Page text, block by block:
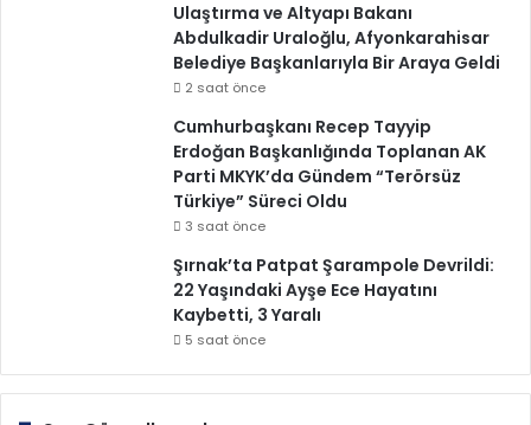
Ulaştırma ve Altyapı Bakanı
Abdulkadir Uraloğlu, Afyonkarahisar
Belediye Başkanlarıyla Bir Araya Geldi
2 saat önce
Cumhurbaşkanı Recep Tayyip
Erdoğan Başkanlığında Toplanan AK
Parti MKYK’da Gündem “Terörsüz
Türkiye” Süreci Oldu
3 saat önce
Şırnak’ta Patpat Şarampole Devrildi:
22 Yaşındaki Ayşe Ece Hayatını
Kaybetti, 3 Yaralı
5 saat önce